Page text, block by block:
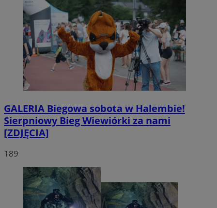
GALERIA Biegowa sobota w Halembie!
Sierpniowy Bieg Wiewiórki za nami
[ZDJĘCIA]
189